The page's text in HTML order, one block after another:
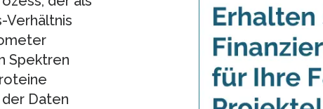
Verhältnis
Spektren
Daten